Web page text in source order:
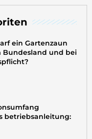
ein Gartenzaun
Bundesland und bei
betriebsanleitung: